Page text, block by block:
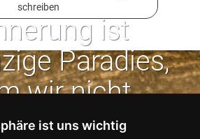
ist uns wichtig
schreiben
ist
Paradies,
wir nicht
werden